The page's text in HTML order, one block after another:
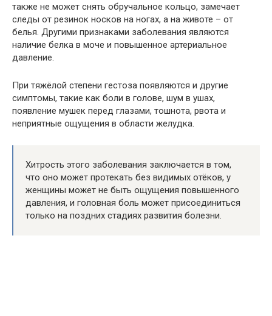
также не может снять обручальное кольцо, замечает
следы от резинок носков на ногах, а на животе – от
белья. Другими признаками заболевания являются
наличие белка в моче и повышенное артериальное
давление.
При тяжёлой степени гестоза появляются и другие
симптомы, такие как боли в голове, шум в ушах,
появление мушек перед глазами, тошнота, рвота и
неприятные ощущения в области желудка.
Хитрость этого заболевания заключается в том,
что оно может протекать без видимых отёков, у
женщины может не быть ощущения повышенного
давления, и головная боль может присоединиться
только на поздних стадиях развития болезни.